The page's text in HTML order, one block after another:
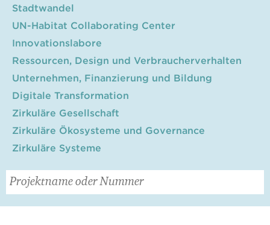
Stadtwandel
UN-Habitat Collaborating Center
Innovationslabore
Ressourcen, Design und Verbraucherverhalten
Unternehmen, Finanzierung und Bildung
Digitale Transformation
Zirkuläre Gesellschaft
Zirkuläre Ökosysteme und Governance
Zirkuläre Systeme